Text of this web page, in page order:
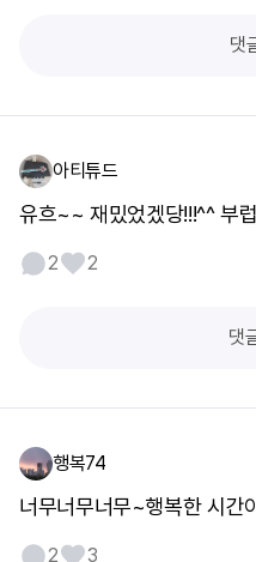
댓
아티튜드
유흐~~ 재밌었겠당!!!^^ 부
2 2
댓
행복74
너무너무너무~행복한 시간
2 3